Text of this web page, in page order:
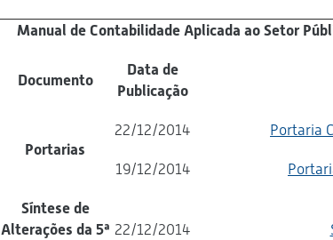
Manual de Contabilidade Aplicada ao Setor
Documento
Data de
Publicação
Portarias
22/12/2014 Portaria
19/12/2014
Síntese de
Alterações da 5ª 22/12/2014